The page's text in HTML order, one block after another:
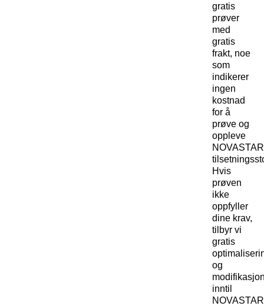
gratis
prøver
med
gratis
frakt, noe
som
indikerer
ingen
kostnad
for å
prøve og
oppleve
Hvis
prøven
ikke
oppfyller
dine krav,
tilbyr vi
gratis
og
inntil